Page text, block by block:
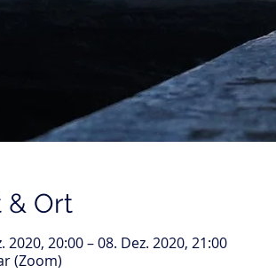
& Ort
2020, 20:00 – 08. Dez. 2020, 21:00
(Zoom)